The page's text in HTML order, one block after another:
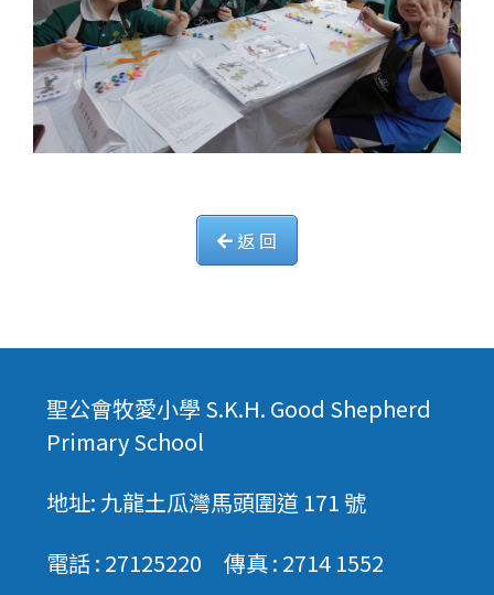
返 回
聖公會牧愛小學 S.K.H. Good Shepherd
Primary School
地址: 九龍土瓜灣馬頭圍道 171 號
電話 : 27125220 傳真 : 2714 1552